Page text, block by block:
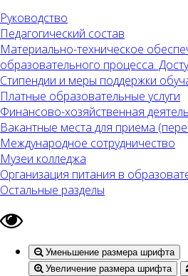
Руководство
Педагогический состав
Материально-техническое
образовательного процесса.
Стипендии и меры поддержки
Платные образовательные услуги
Финансово-хозяйственная
Вакантные места для приема
Международное сотрудничество
Музеи колледжа
Организация питания в
Остальные разделы
Уменьшение размера шрифта
Увеличение размера шрифта